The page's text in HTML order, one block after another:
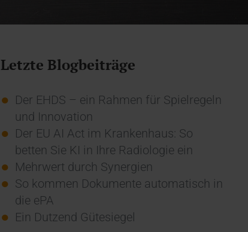
Letzte Blogbeiträge
Der EHDS – ein Rahmen für Spielregeln
und Innovation
Der EU AI Act im Krankenhaus: So
betten Sie KI in Ihre Radiologie ein
Mehrwert durch Synergien
So kommen Dokumente automatisch in
die ePA
Ein Dutzend Gütesiegel